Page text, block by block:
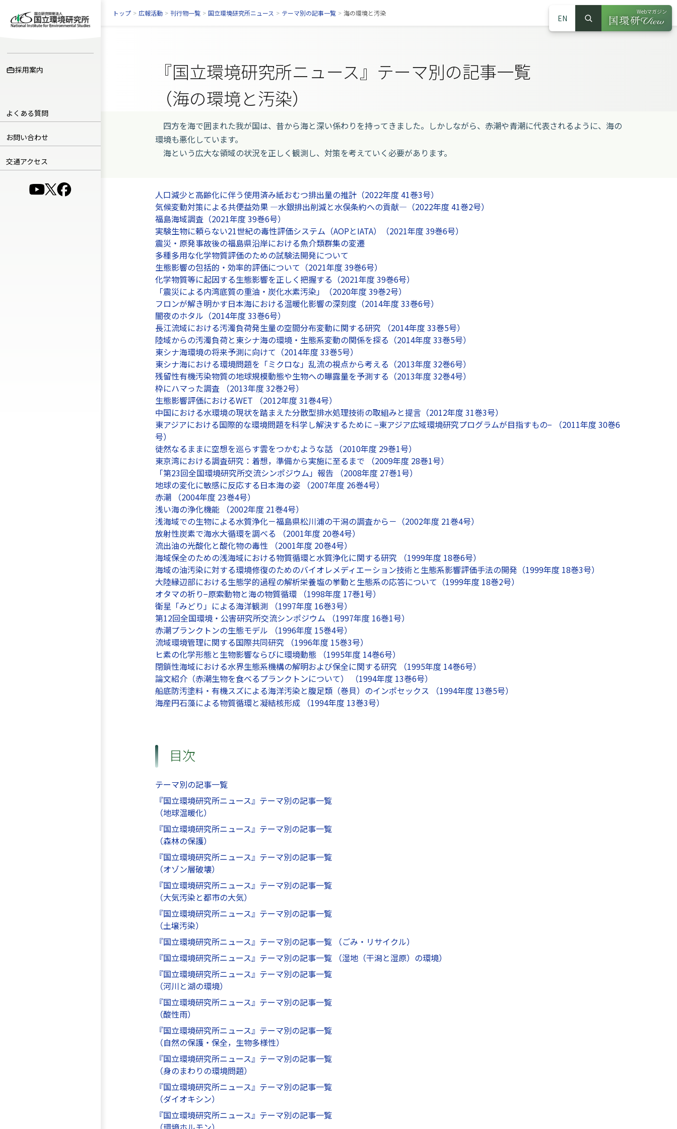
採用案内
よくある質問
お問い合わせ
交通アクセス
（別ウインドウで開きます）
（別ウインドウで開きます）
（別ウインドウで開きます）
EN
サイト内検索
検索
Webマガジン
（別ウインドウ
トップ > 広報活動 > 刊行物一覧 > 国立環境研究所ニュース > テーマ別の記事一覧 > 海の環境と汚染
『国立環境研究所ニュース』テーマ別の記事一覧
（海の環境と汚染）
四方を海で囲まれた我が国は、昔から海と深い係わりを持ってきました。しかしながら、赤潮や青潮に代表されるように、海の
環境も悪化しています。
海という広大な領域の状況を正しく観測し、対策を考えていく必要があります。
人口減少と高齢化に伴う使用済み紙おむつ排出量の推計（2022年度 41巻3号）
気候変動対策による共便益効果 —水銀排出削減と水俣条約への貢献—（2022年度 41巻2号）
福島海域調査（2021年度 39巻6号）
実験生物に頼らない21世紀の毒性評価システム（AOPとIATA）（2021年度 39巻6号）
震災・原発事故後の福島県沿岸における魚介類群集の変遷
多種多用な化学物質評価のための試験法開発について
生態影響の包括的・効率的評価について（2021年度 39巻6号）
化学物質等に起因する生態影響を正しく把握する（2021年度 39巻6号）
「震災による内湾底質の重油・炭化水素汚染」（2020年度 39巻2号）
フロンが解き明かす日本海における温暖化影響の深刻度（2014年度 33巻6号）
闇夜のホタル（2014年度 33巻6号）
長江流域における汚濁負荷発生量の空間分布変動に関する研究 （2014年度 33巻5号）
陸域からの汚濁負荷と東シナ海の環境・生態系変動の関係を探る（2014年度 33巻5号）
東シナ海環境の将来予測に向けて（2014年度 33巻5号）
東シナ海における環境問題を「ミクロな」乱流の視点から考える（2013年度 32巻6号）
残留性有機汚染物質の地球規模動態や生物への曝露量を予測する（2013年度 32巻4号）
枠にハマった調査 （2013年度 32巻2号）
生態影響評価におけるWET （2012年度 31巻4号）
中国における水環境の現状を踏まえた分散型排水処理技術の取組みと提言（2012年度 31巻3号）
東アジアにおける国際的な環境問題を科学し解決するために −東アジア広域環境研究プログラムが目指すもの− （2011年度 30巻6
号）
徒然なるままに空想を巡らす雲をつかむような話 （2010年度 29巻1号）
東京湾における調査研究：着想，準備から実施に至るまで （2009年度 28巻1号）
「第23回全国環境研究所交流シンポジウム」報告 （2008年度 27巻1号）
地球の変化に敏感に反応する日本海の姿 （2007年度 26巻4号）
赤潮 （2004年度 23巻4号）
浅い海の浄化機能 （2002年度 21巻4号）
浅海域での生物による水質浄化－福島県松川浦の干潟の調査から－（2002年度 21巻4号）
放射性炭素で海水大循環を調べる （2001年度 20巻4号）
流出油の光酸化と酸化物の毒性 （2001年度 20巻4号）
海域保全のための浅海域における物質循環と水質浄化に関する研究 （1999年度 18巻6号）
海域の油汚染に対する環境修復のためのバイオレメディエーション技術と生態系影響評価手法の開発（1999年度 18巻3号）
大陸縁辺部における生態学的過程の解析栄養塩の挙動と生態系の応答について（1999年度 18巻2号）
オタマの祈り−原索動物と海の物質循環 （1998年度 17巻1号）
衛星「みどり」による海洋観測 （1997年度 16巻3号）
第12回全国環境・公害研究所交流シンポジウム （1997年度 16巻1号）
赤潮プランクトンの生態モデル （1996年度 15巻4号）
流域環境管理に関する国際共同研究 （1996年度 15巻3号）
ヒ素の化学形態と生物影響ならびに環境動態 （1995年度 14巻6号）
閉鎖性海域における水界生態系機構の解明および保全に関する研究 （1995年度 14巻6号）
論文紹介（赤潮生物を食べるプランクトンについて） （1994年度 13巻6号）
船底防汚塗料・有機スズによる海洋汚染と腹足類（巻貝）のインポセックス （1994年度 13巻5号）
海産円石藻による物質循環と凝結核形成 （1994年度 13巻3号）
目次
テーマ別の記事一覧
『国立環境研究所ニュース』テーマ別の記事一覧
（地球温暖化）
『国立環境研究所ニュース』テーマ別の記事一覧
（森林の保護）
『国立環境研究所ニュース』テーマ別の記事一覧
（オゾン層破壊）
『国立環境研究所ニュース』テーマ別の記事一覧
（大気汚染と都市の大気）
『国立環境研究所ニュース』テーマ別の記事一覧
（土壌汚染）
『国立環境研究所ニュース』テーマ別の記事一覧 （ごみ・リサイクル）
『国立環境研究所ニュース』テーマ別の記事一覧 （湿地（干潟と湿原）の環境）
『国立環境研究所ニュース』テーマ別の記事一覧
（河川と湖の環境）
『国立環境研究所ニュース』テーマ別の記事一覧
（酸性雨）
『国立環境研究所ニュース』テーマ別の記事一覧
（自然の保護・保全，生物多様性）
『国立環境研究所ニュース』テーマ別の記事一覧
（身のまわりの環境問題）
『国立環境研究所ニュース』テーマ別の記事一覧
（ダイオキシン）
『国立環境研究所ニュース』テーマ別の記事一覧